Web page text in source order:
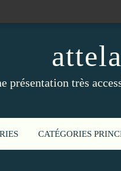
présentation très
CATÉGORIES